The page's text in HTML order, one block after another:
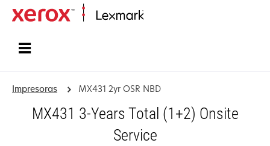
Impresoras MX431 2yr OSR NBD
MX431 3-Years Total (1+2) Onsite
Service